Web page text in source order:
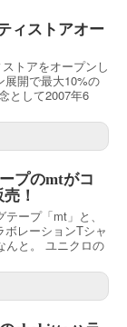
ィストアオー
トアをオープンし
展開で最大10%の
として2007年6
プのmtがコ
！
ープ「mt」と、
レーションTシャ
んと。 ユニクロの